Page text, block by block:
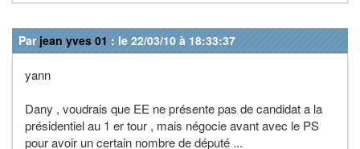
Par jean yves 01 : le 22/03/10 à 18:33:37
yann
Dany , voudrais que EE ne présente pas de candidat a la
présidentiel au 1 er tour , mais négocie avant avec le PS
pour avoir un certain nombre de député ...